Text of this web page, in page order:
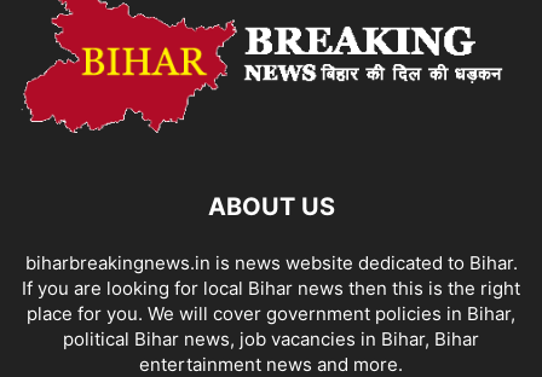
ABOUT US
biharbreakingnews.in is news website dedicated to Bihar.
If you are looking for local Bihar news then this is the right
place for you. We will cover government policies in Bihar,
political Bihar news, job vacancies in Bihar, Bihar
entertainment news and more.